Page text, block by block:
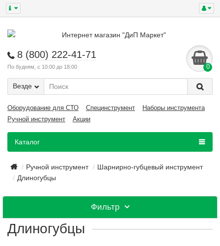
8 (800) 222-41-71
По будням, с 10:00 до 18:00 0
Везде
Оборудование для СТО Специнструмент
Наборы инструмента
Ручной инструмент
Акции
Каталог
Ручной инструмент
Шарнирно-губцевый инструмент
Длиногубцы
Фильтр
Длиногубцы